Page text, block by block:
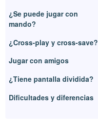
¿Se puede jugar con
mando?
¿Cross-play y cross-save?
Jugar con amigos
¿Tiene pantalla dividida?
Dificultades y diferencias